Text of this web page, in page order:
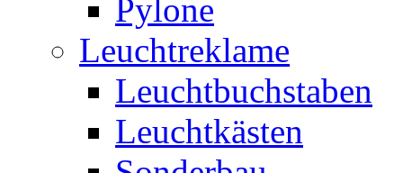
Pylone
Leuchtreklame
Leuchtbuchstaben
Leuchtkästen